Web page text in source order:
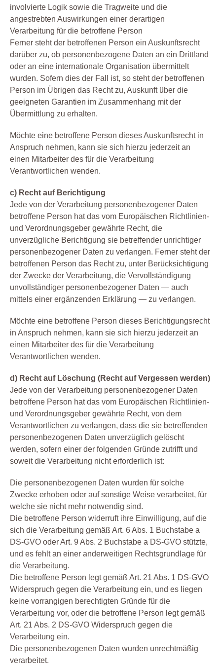
involvierte Logik sowie die Tragweite und die
angestrebten Auswirkungen einer derartigen
Verarbeitung für die betroffene Person
Ferner steht der betroffenen Person ein Auskunftsrecht
darüber zu, ob personenbezogene Daten an ein Drittland
oder an eine internationale Organisation übermittelt
wurden. Sofern dies der Fall ist, so steht der betroffenen
Person im Übrigen das Recht zu, Auskunft über die
geeigneten Garantien im Zusammenhang mit der
Übermittlung zu erhalten.
Möchte eine betroffene Person dieses Auskunftsrecht in
Anspruch nehmen, kann sie sich hierzu jederzeit an
einen Mitarbeiter des für die Verarbeitung
Verantwortlichen wenden.
c) Recht auf Berichtigung
Jede von der Verarbeitung personenbezogener Daten
betroffene Person hat das vom Europäischen Richtlinien-
und Verordnungsgeber gewährte Recht, die
unverzügliche Berichtigung sie betreffender unrichtiger
personenbezogener Daten zu verlangen. Ferner steht der
betroffenen Person das Recht zu, unter Berücksichtigung
der Zwecke der Verarbeitung, die Vervollständigung
unvollständiger personenbezogener Daten — auch
mittels einer ergänzenden Erklärung — zu verlangen.
Möchte eine betroffene Person dieses Berichtigungsrecht
in Anspruch nehmen, kann sie sich hierzu jederzeit an
einen Mitarbeiter des für die Verarbeitung
Verantwortlichen wenden.
d) Recht auf Löschung (Recht auf Vergessen werden)
Jede von der Verarbeitung personenbezogener Daten
betroffene Person hat das vom Europäischen Richtlinien-
und Verordnungsgeber gewährte Recht, von dem
Verantwortlichen zu verlangen, dass die sie betreffenden
personenbezogenen Daten unverzüglich gelöscht
werden, sofern einer der folgenden Gründe zutrifft und
soweit die Verarbeitung nicht erforderlich ist:
Die personenbezogenen Daten wurden für solche
Zwecke erhoben oder auf sonstige Weise verarbeitet, für
welche sie nicht mehr notwendig sind.
Die betroffene Person widerruft ihre Einwilligung, auf die
sich die Verarbeitung gemäß Art. 6 Abs. 1 Buchstabe a
DS-GVO oder Art. 9 Abs. 2 Buchstabe a DS-GVO stützte,
und es fehlt an einer anderweitigen Rechtsgrundlage für
die Verarbeitung.
Die betroffene Person legt gemäß Art. 21 Abs. 1 DS-GVO
Widerspruch gegen die Verarbeitung ein, und es liegen
keine vorrangigen berechtigten Gründe für die
Verarbeitung vor, oder die betroffene Person legt gemäß
Art. 21 Abs. 2 DS-GVO Widerspruch gegen die
Verarbeitung ein.
Die personenbezogenen Daten wurden unrechtmäßig
verarbeitet.